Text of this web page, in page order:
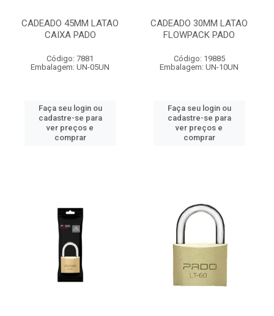
CADEADO 45MM LATAO
CAIXA PADO
Código: 7881
Embalagem: UN-05UN
Faça seu login ou
cadastre-se para
ver preços e
comprar
CADEADO 30MM LATAO
FLOWPACK PADO
Código: 19885
Embalagem: UN-10UN
Faça seu login ou
cadastre-se para
ver preços e
comprar